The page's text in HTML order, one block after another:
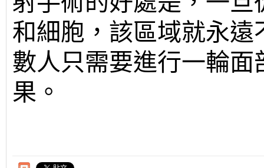
和細胞，該區域就永
數人只需要進行一輪
果。